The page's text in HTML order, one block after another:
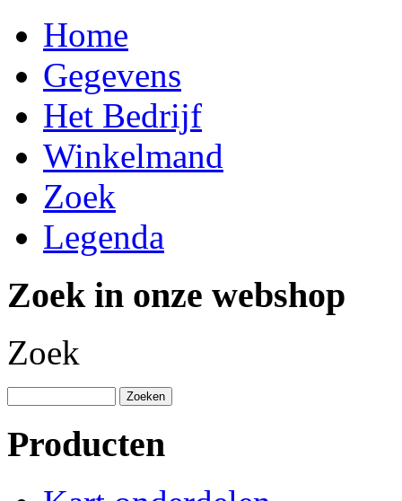
Home
Gegevens
Het Bedrijf
Winkelmand
Zoek
Legenda
Zoek in onze webshop
Zoek
Producten